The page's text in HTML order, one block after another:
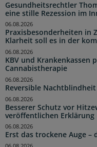
Gesundheitsrechtler
eine stille Rezession im
Praxisbesonderheiten in
Klarheit soll es in der
06.08.2026
KBV und Krankenkassen
Cannabistherapie
06.08.2026
Reversible
06.08.2026
Besserer Schutz vor
veröffentlichen Erklärung
06.08.2026
Erst das trockene Auge
06.08.2026